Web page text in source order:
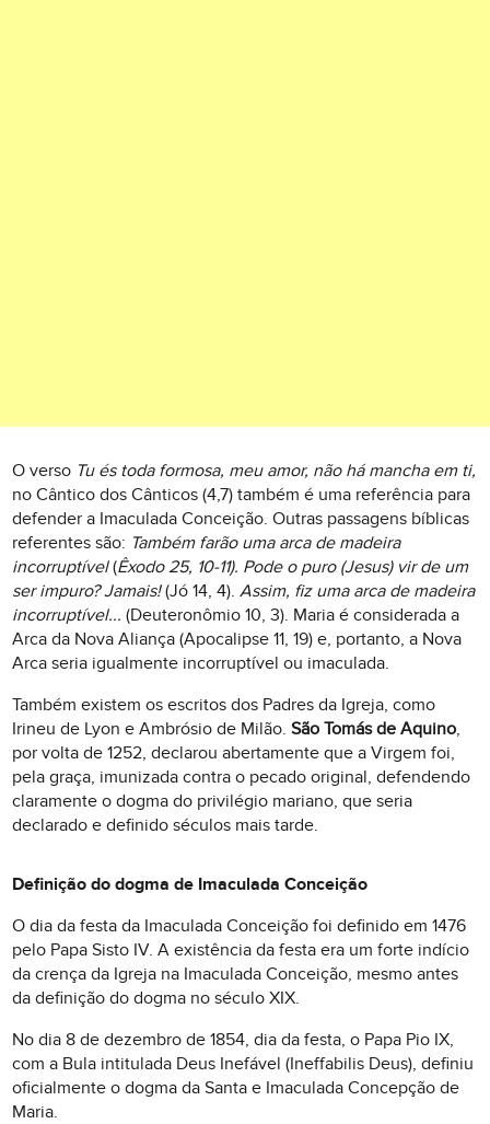
O verso Tu és toda formosa, meu amor, não há mancha em ti,
no Cântico dos Cânticos (4,7) também é uma referência para
defender a Imaculada Conceição. Outras passagens bíblicas
referentes são: Também farão uma arca de madeira
incorruptível(Êxodo 25, 10-11). Pode o puro (Jesus) vir de um
ser impuro? Jamais!(Jó 14, 4).Assim, fiz uma arca de madeira
incorruptível... (Deuteronômio 10, 3). Maria é considerada a
Arca da Nova Aliança (Apocalipse 11, 19) e, portanto, a Nova
Arca seria igualmente incorruptível ou imaculada.
Também existem os escritos dos Padres da Igreja, como
Irineu de Lyon e Ambrósio de Milão.São Tomás de Aquino,
por volta de 1252, declarou abertamente que a Virgem foi,
pela graça, imunizada contra o pecado original, defendendo
claramente o dogma do privilégio mariano, que seria
declarado e definido séculos mais tarde.
Definição do dogma de Imaculada Conceição
O dia da festa da Imaculada Conceição foi definido em 1476
pelo Papa Sisto IV. A existência da festa era um forte indício
da crença da Igreja na Imaculada Conceição, mesmo antes
da definição do dogma no século XIX.
No dia 8 de dezembro de 1854, dia da festa, o Papa Pio IX,
com a Bula intitulada Deus Inefável (Ineffabilis Deus), definiu
oficialmente o dogma da Santa e Imaculada Concepção de
Maria.